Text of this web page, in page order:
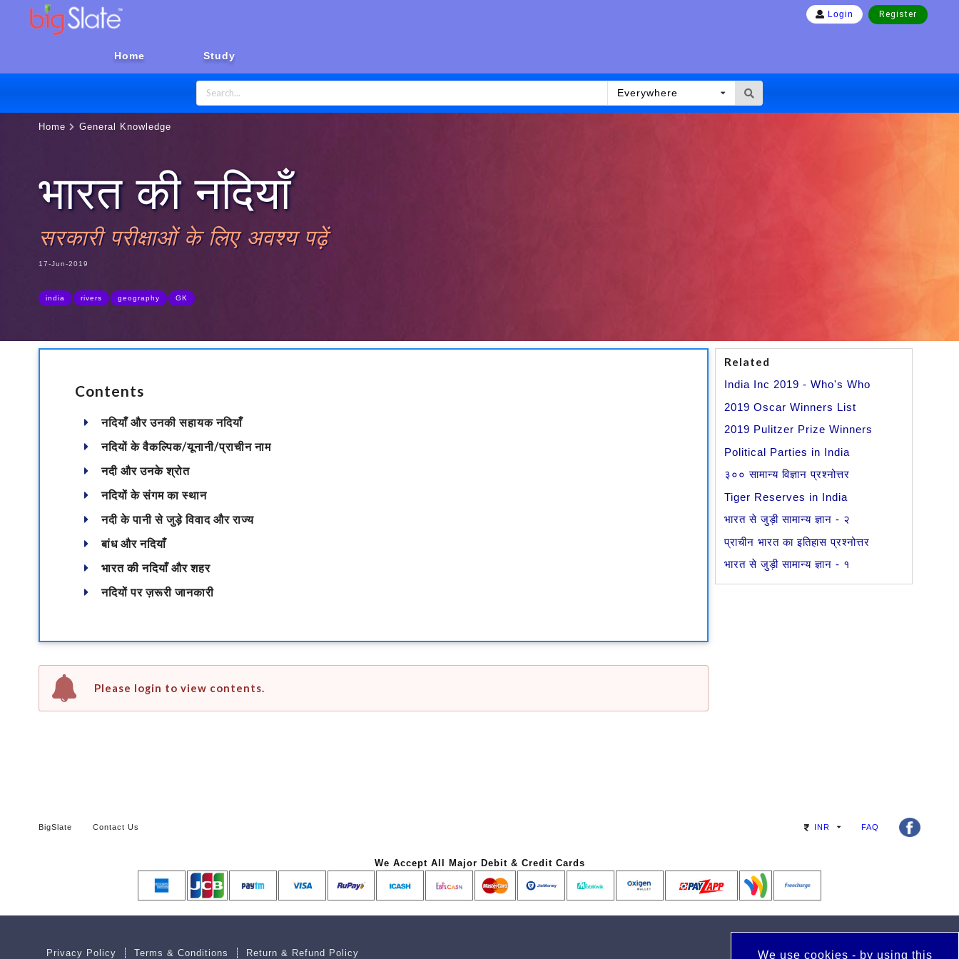
Login Register
Home Study
Everywhere
Home General Knowledge
भारत की नदियाँ
सरकारी परीक्षाओं के लिए अवश्य पढ़ें
17-Jun-2019
india rivers geography GK
Contents
नदियाँ और उनकी सहायक नदियाँ
नदियों के वैकल्पिक/यूनानी/प्राचीन नाम
नदी और उनके श्रोत
नदियों के संगम का स्थान
नदी के पानी से जुड़े विवाद और राज्य
बांध और नदियाँ
भारत की नदियाँ और शहर
नदियों पर ज़रूरी जानकारी
Please login to view contents.
Related
India Inc 2019 - Who's Who
2019 Oscar Winners List
2019 Pulitzer Prize Winners
Political Parties in India
३०० सामान्य विज्ञान प्रश्नोत्तर
Tiger Reserves in India
भारत से जुड़ी सामान्य ज्ञान - २
प्राचीन भारत का इतिहास प्रश्नोत्तर
भारत से जुड़ी सामान्य ज्ञान - १
BigSlate Contact Us INR FAQ
We Accept All Major Debit & Credit Cards
Privacy Policy Terms & Conditions Return & Refund Policy We use cookies - by using this